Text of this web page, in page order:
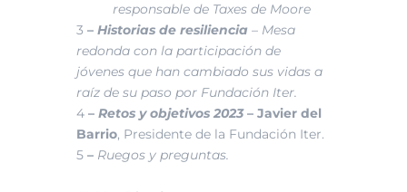
responsable de Taxes de Moore
3 – Historias de resiliencia – Mesa
redonda con la participación de
jóvenes que han cambiado sus vidas a
raíz de su paso por Fundación Iter.
4 – Retos y objetivos 2023 – Javier del
Barrio, Presidente de la Fundación Iter.
5 – Ruegos y preguntas.